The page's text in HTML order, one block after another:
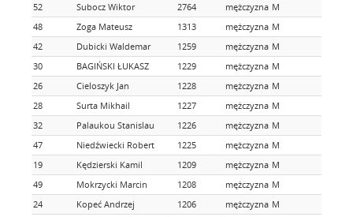
52
Subocz Wiktor 2764 mężczyzna M
48
Zoga Mateusz 1313 mężczyzna M
42
Dubicki Waldemar 1259 mężczyzna M
30
BAGIŃSKI ŁUKASZ 1229 mężczyzna M
26
Cieloszyk Jan 1228 mężczyzna M
28
Surta Mikhail 1227 mężczyzna M
32
Palaukou Stanislau 1226 mężczyzna M
47
Niedźwiecki Robert 1225 mężczyzna M
19
Kędzierski Kamil 1209 mężczyzna M
49
Mokrzycki Marcin 1208 mężczyzna M
24
Kopeć Andrzej 1206 mężczyzna M